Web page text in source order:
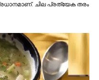
ചില പ്രത്യേക തരം